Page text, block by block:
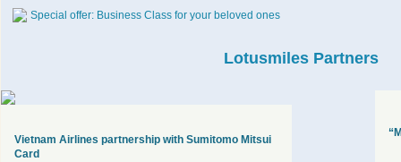
Special offer: Business Class for your beloved ones
Lotusmiles Partners
Vietnam Airlines partnership with Sumitomo Mitsui
Card